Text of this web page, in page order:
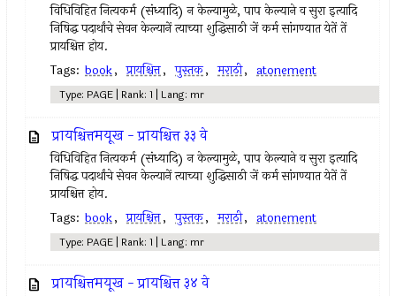
विधिविहित नित्‍यकर्म (संध्यादि) न केल्‍यामुळे, पाप केल्याने व सुरा इत्‍यादि
निषिद्ध पदार्थांचे सेवन केल्‍यानें त्‍याच्या शुद्धिसाठी जें कर्म सांगण्यात येतें तें
प्रायश्चित्त होय.
Tags: book, प्रायश्चित्त, पुस्तक, मराठी, atonement
Type: PAGE | Rank: 1 | Lang: mr
प्रायश्चित्तमयूख - प्रायश्चित्त ३३ वे
विधिविहित नित्‍यकर्म (संध्यादि) न केल्‍यामुळे, पाप केल्याने व सुरा इत्‍यादि
निषिद्ध पदार्थांचे सेवन केल्‍यानें त्‍याच्या शुद्धिसाठी जें कर्म सांगण्यात येतें तें
प्रायश्चित्त होय.
Tags: book, प्रायश्चित्त, पुस्तक, मराठी, atonement
Type: PAGE | Rank: 1 | Lang: mr
प्रायश्चित्तमयूख - प्रायश्चित्त ३४ वे